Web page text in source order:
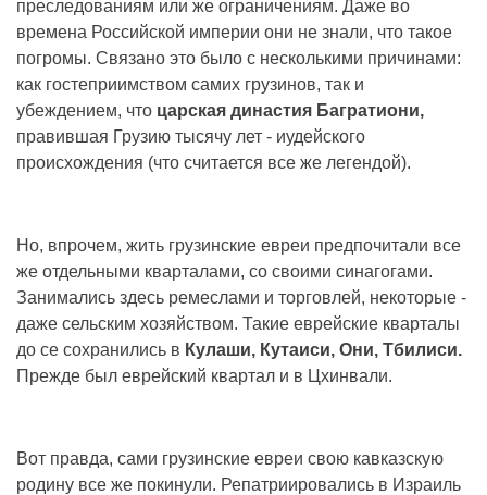
преследованиям или же ограничениям. Даже во
времена Российской империи они не знали, что такое
погромы. Связано это было с несколькими причинами:
как гостеприимством самих грузинов, так и
убеждением, что царская династия Багратиони,
правившая Грузию тысячу лет - иудейского
происхождения (что считается все же легендой).
Но, впрочем, жить грузинские евреи предпочитали все
же отдельными кварталами, со своими синагогами.
Занимались здесь ремеслами и торговлей, некоторые -
даже сельским хозяйством. Такие еврейские кварталы
до се сохранились в Кулаши, Кутаиси, Они, Тбилиси.
Прежде был еврейский квартал и в Цхинвали.
Вот правда, сами грузинские евреи свою кавказскую
родину все же покинули. Репатриировались в Израиль